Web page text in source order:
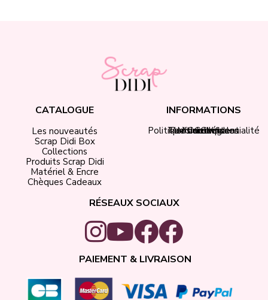
CATALOGUE
Les nouveautés
Scrap Didi Box
Collections
Produits Scrap Didi
Matériel & Encre
Chèques Cadeaux
INFORMATIONS
Contact
Mon compte
CGV
Politique de confidentialité
Mentions légales
Tarifs de livraison
RÉSEAUX SOCIAUX
PAIEMENT & LIVRAISON